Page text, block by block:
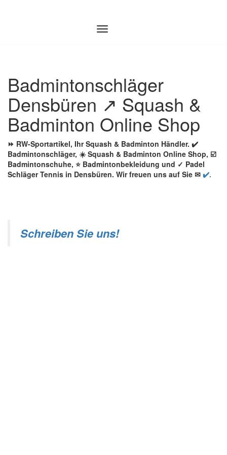
Badmintonschläger
Densbüren ↗️ Squash &
Badminton Online Shop
⏩ RW-Sportartikel, Ihr Squash & Badminton Händler. ✔️
Badmintonschläger, ☀️ Squash & Badminton Online Shop, ☑️
Badmintonschuhe, ⭐ Badmintonbekleidung und ✓ Padel
Schläger Tennis in Densbüren. Wir freuen uns auf Sie ✉ ✔️.
Schreiben Sie uns!